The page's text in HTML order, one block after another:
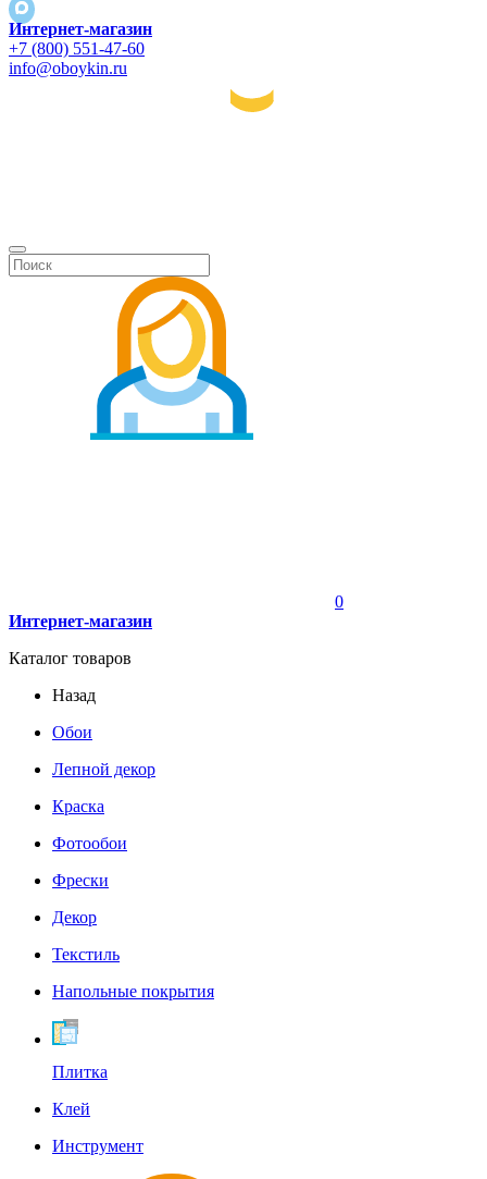
Интернет-магазин
+7 (800) 551-47-60
info@oboykin.ru
0
Интернет-магазин
Каталог товаров
Назад
Обои
Лепной декор
Краска
Фотообои
Фрески
Декор
Текстиль
Напольные покрытия
Плитка
Клей
Инструмент